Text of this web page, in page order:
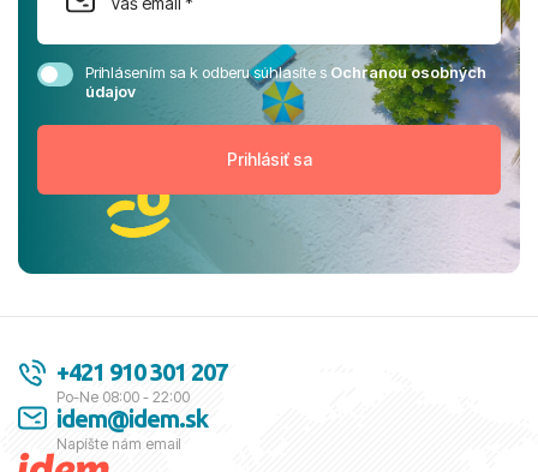
Prihlásením sa k odberu súhlasíte sOchranou osobných
údajov
+421 910 301 207
Po-Ne 08:00 - 22:00
idem@idem.sk
Napíšte nám email